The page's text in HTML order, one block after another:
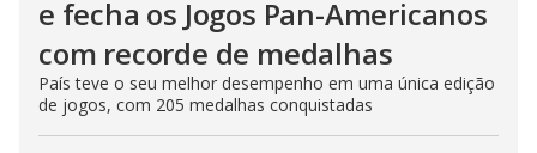
e fecha os Jogos Pan-Americanos
com recorde de medalhas
País teve o seu melhor desempenho em uma única edição
de jogos, com 205 medalhas conquistadas